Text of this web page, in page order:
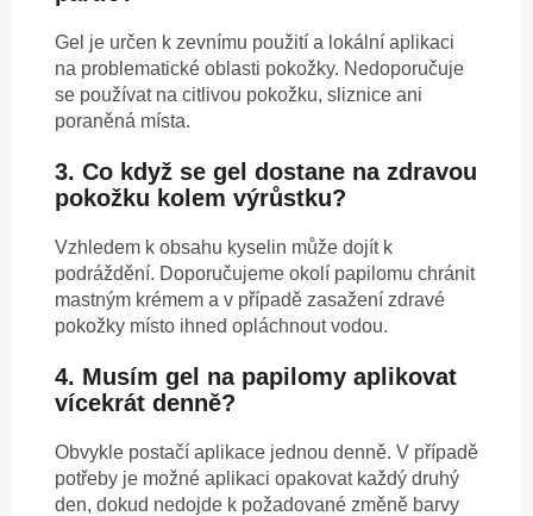
Gel je určen k zevnímu použití a lokální aplikaci
na problematické oblasti pokožky. Nedoporučuje
se používat na citlivou pokožku, sliznice ani
poraněná místa.
3. Co když se gel dostane na zdravou
pokožku kolem výrůstku?
Vzhledem k obsahu kyselin může dojít k
podráždění. Doporučujeme okolí papilomu chránit
mastným krémem a v případě zasažení zdravé
pokožky místo ihned opláchnout vodou.
4. Musím gel na papilomy aplikovat
vícekrát denně?
Obvykle postačí aplikace jednou denně. V případě
potřeby je možné aplikaci opakovat každý druhý
den, dokud nedojde k požadované změně barvy